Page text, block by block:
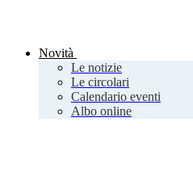
Novità
Le notizie
Le circolari
Calendario eventi
Albo online